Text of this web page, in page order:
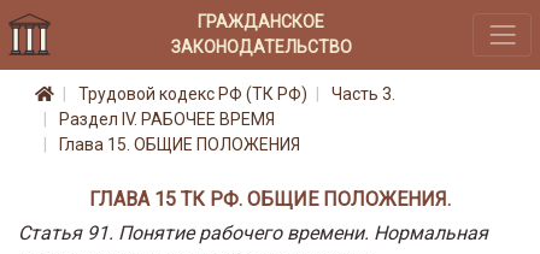
ГРАЖДАНСКОЕ
ЗАКОНОДАТЕЛЬСТВО
Трудовой кодекс РФ (ТК РФ)
Часть 3.
Раздел IV. РАБОЧЕЕ ВРЕМЯ
Глава 15. ОБЩИЕ ПОЛОЖЕНИЯ
ГЛАВА 15 ТК РФ. ОБЩИЕ ПОЛОЖЕНИЯ.
Статья 91. Понятие рабочего времени. Нормальная